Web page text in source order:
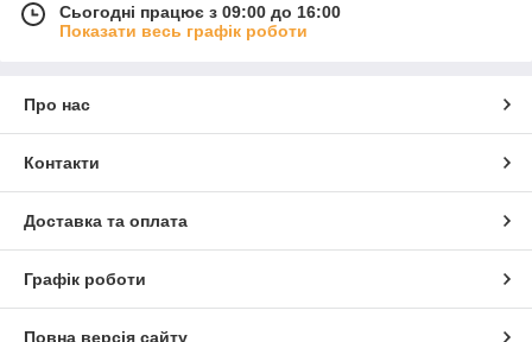
Сьогодні працює з 09:00 до 16:00
Показати весь графік роботи
Про нас
Контакти
Доставка та оплата
Графік роботи
Повна версія сайту